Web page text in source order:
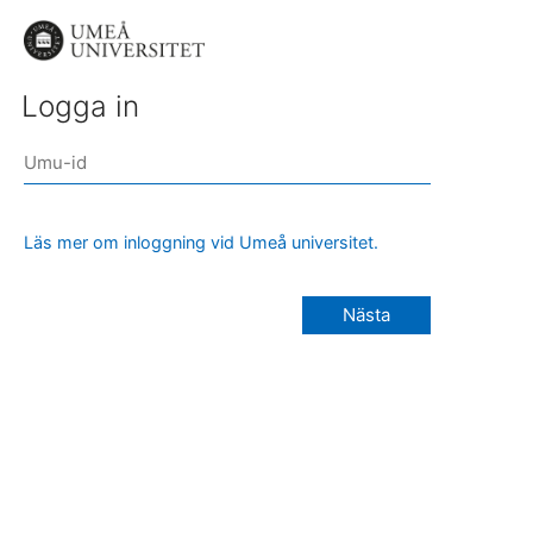
Logga in
Läs mer om inloggning vid Umeå universitet.
Nästa